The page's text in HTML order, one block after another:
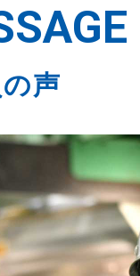
先
先
先
先
声